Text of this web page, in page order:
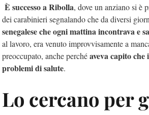
È successo a Ribolla, dove un anziano si è
dei carabinieri segnalando che da diversi
senegalese che ogni mattina incontrava e
al lavoro, era venuto improvvisamente a
preoccupato, anche perchéaveva capito che
problemi di salute.
Lo cercano per